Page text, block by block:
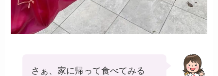
さぁ、家に帰って食べてみる